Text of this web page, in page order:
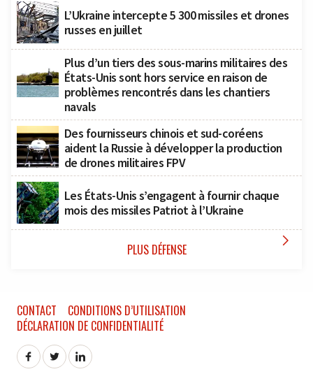
L’Ukraine intercepte 5 300 missiles et drones
russes en juillet
Plus d’un tiers des sous-marins militaires des
États-Unis sont hors service en raison de
problèmes rencontrés dans les chantiers
navals
Des fournisseurs chinois et sud-coréens
aident la Russie à développer la production
de drones militaires FPV
Les États-Unis s’engagent à fournir chaque
mois des missiles Patriot à l’Ukraine
PLUS DÉFENSE 
CONTACT
CONDITIONS D’UTILISATION
DÉCLARATION DE CONFIDENTIALITÉ